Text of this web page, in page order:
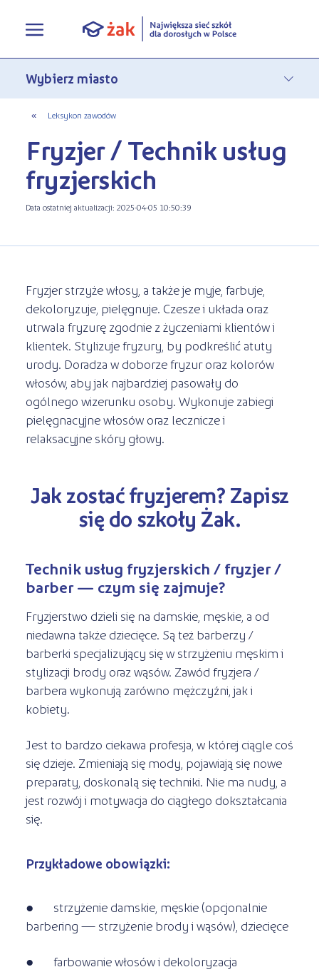
Oferta edukacyjna
Pełna oferta edukacyjna
eLO - obierz kurs na średnie
Liceum ogólnokształcące dla
dorosłych
Kwalifikacyjne Kursy Zawodowe
Kształcenie jednoroczne
Kursy ONLINE
Kursy stacjonarne
Rekrutacja
Jak się zapisać do Żaka
Rekrutacja on-line
Statuty
Terminy zjazdów
O nas
Nauka online w Żaku
Nasza działalność
Polityka prywatności
Kariera
Aktualności
Leksykon zawodów
s
« Leksykon zawodów
Fryzjer / Technik usług
fryzjerskich
Data ostatniej aktualizacji: 2025-04-05 10:50:39
Fryzjer strzyże włosy, a także je myje, farbuje,
dekoloryzuje, pielęgnuje. Czesze i układa oraz
utrwala fryzurę zgodnie z życzeniami klientów i
klientek. Stylizuje fryzury, by podkreślić atuty
urody. Doradza w doborze fryzur oraz kolorów
włosów, aby jak najbardziej pasowały do
ogólnego wizerunku osoby. Wykonuje zabiegi
pielęgnacyjne włosów oraz lecznicze i
relaksacyjne skóry głowy.
Jak zostać fryzjerem? Zapisz
się do szkoły Żak.
Technik usług fryzjerskich / fryzjer /
barber — czym się zajmuje?
Fryzjerstwo dzieli się na damskie, męskie, a od
niedawna także dziecięce. Są też barberzy /
barberki specjalizujący się w strzyżeniu męskim i
stylizacji brody oraz wąsów. Zawód fryzjera /
barbera wykonują zarówno mężczyźni, jak i
kobiety.
Jest to bardzo ciekawa profesja, w której ciągle coś
się dzieje. Zmieniają się mody, pojawiają się nowe
preparaty, doskonalą się techniki. Nie ma nudy, a
jest rozwój i motywacja do ciągłego dokształcania
się.
Przykładowe obowiązki:
● strzyżenie damskie, męskie (opcjonalnie
barbering — strzyżenie brody i wąsów), dziecięce
● farbowanie włosów i dekoloryzacja